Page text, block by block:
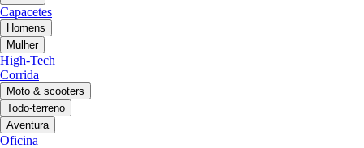
Capacetes
Homens
Mulher
High-Tech
Corrida
Moto & scooters
Todo-terreno
Aventura
Oficina